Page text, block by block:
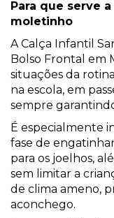
Para que serve
moletinho
A Calça Infantil
Bolso Frontal em
situações da
na escola, em
sempre
É especialmente
fase de
para os joelhos,
sem limitar a
de clima ameno,
aconchego.